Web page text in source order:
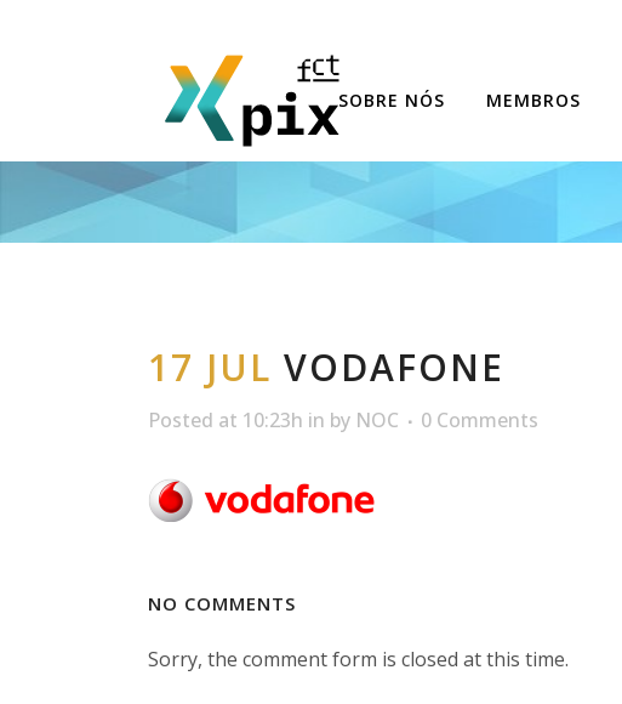
SOBRE NÓS MEMBROS
17 JUL VODAFONE
Posted at 10:23h in by NOC 0 Comments
NO COMMENTS
Sorry, the comment form is closed at this time.